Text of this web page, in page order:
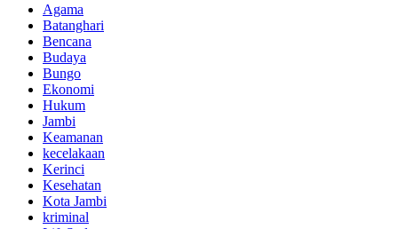
Agama
Batanghari
Bencana
Budaya
Bungo
Ekonomi
Hukum
Jambi
Keamanan
kecelakaan
Kerinci
Kesehatan
Kota Jambi
kriminal